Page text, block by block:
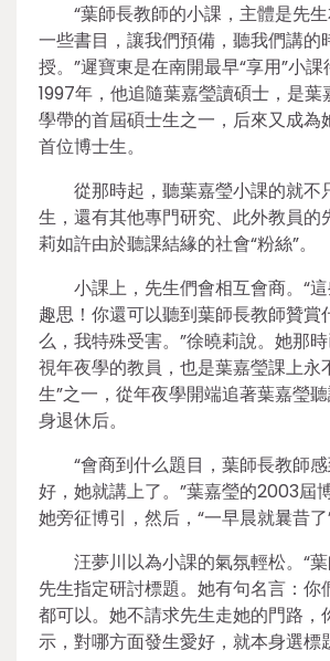
“葉師長教師的小課，主體是先
一些書目，讓我們預備，聽我們講的
授。”遲寶東是在南開最早“享用”小課
1997年，他追隨葉嘉瑩讀碩士，是葉
學帶的首屆碩士生之一，后來又成為
首位博士生。
從那時起，聽葉嘉瑩小課的就不
生，還有其他專門研究、此外教員的
莉如許由於聽課結緣的社會“粉絲”。
小課上，先生們會相互會商。“
趣思！你還可以聽到葉師長教師贊賞
么，我特殊受害。”徐曉莉說。她那
視年夜學的教員，也是葉嘉瑩課上永
生”之一，從年夜學開端追著葉嘉瑩
身退休后。
“會商到什么題目，葉師長教師
好，她就講上了。”葉嘉瑩的2003屆
她旁征博引，然后，“一早晨就曩昔了”
汪夢川以為小課的氣氛輕松。“
先生指定研討標題。她有句名言：你
都可以。她不請求先生走她的門路，
示，對哪方面發生愛好，就本身選標